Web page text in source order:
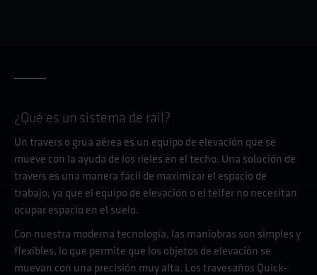
¿Qué es un sistema de rail?
Un travers o grúa aérea es un equipo de elevación que se
mueve con la ayuda de los rieles en el techo. Una solución de
travers es una manera fácil de maximizar el espacio de
trabajo, ya que el equipo de elevación o el telfer no necesitan
ocupar espacio en el suelo.
Con nuestra moderna tecnología, las maniobras son simples y
flexibles, lo que permite que los objetos de elevación se
muevan con una precisión muy alta. Los travesaños Quick-